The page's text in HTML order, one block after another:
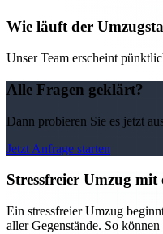
Wie läuft der
Unser Team erscheint
Alle Fragen geklärt?
Dann probieren Sie es jetzt
Jetzt Anfrage starten
Stressfreier Umzug
Ein stressfreier Umzug
aller Gegenstände. So